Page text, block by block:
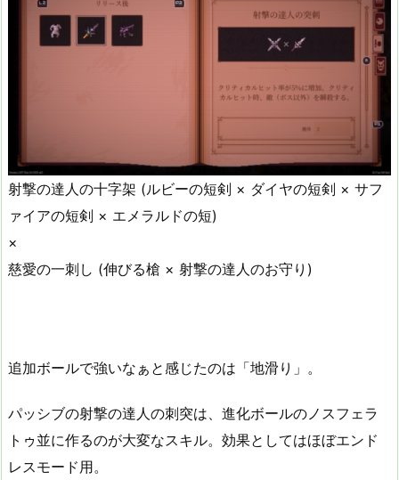
射撃の達人の十字架 (ルビーの短剣 × ダイヤの短剣 × サフ
ァイアの短剣 × エメラルドの短)
×
慈愛の一刺し (伸びる槍 × 射撃の達人のお守り)
追加ボールで強いなぁと感じたのは「地滑り」。
パッシブの射撃の達人の刺突は、進化ボールのノスフェラ
トゥ並に作るのが大変なスキル。効果としてはほぼエンド
レスモード用。